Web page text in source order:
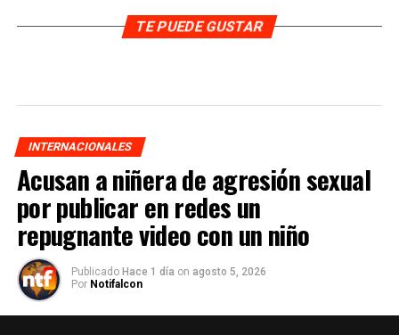
TE PUEDE GUSTAR
INTERNACIONALES
Acusan a niñera de agresión sexual
por publicar en redes un
repugnante video con un niño
Publicado Hace 1 día on agosto 5, 2026
Por Notifalcon